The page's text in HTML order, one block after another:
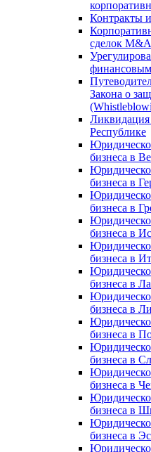
Контракты
сделок M&A
Закона о
Республике
бизнеса в
бизнеса в
бизнеса в
бизнеса в
бизнеса в
бизнеса в
бизнеса в
бизнеса в
бизнеса в
бизнеса в
бизнеса в
бизнеса в